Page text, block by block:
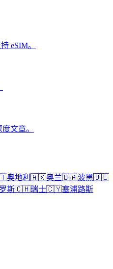
eSIM。
文章。
奥地利 🇦🇽奥兰🇧🇦波黑🇧🇪
斯🇨🇭瑞士🇨🇾塞浦路斯